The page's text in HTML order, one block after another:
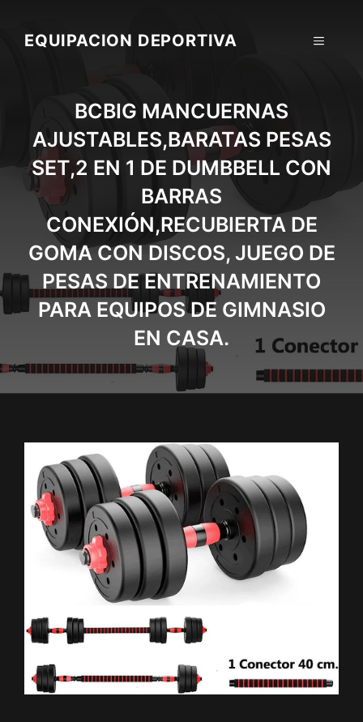
contentEQUIPACION DEPORTIVA MENU
BCBIG MANCUERNAS
AJUSTABLES,BARATAS PESAS
SET,2 EN 1 DE DUMBBELL CON
BARRAS
CONEXIÓN,RECUBIERTA DE
GOMA CON DISCOS, JUEGO DE
PESAS DE ENTRENAMIENTO
PARA EQUIPOS DE GIMNASIO
EN CASA.